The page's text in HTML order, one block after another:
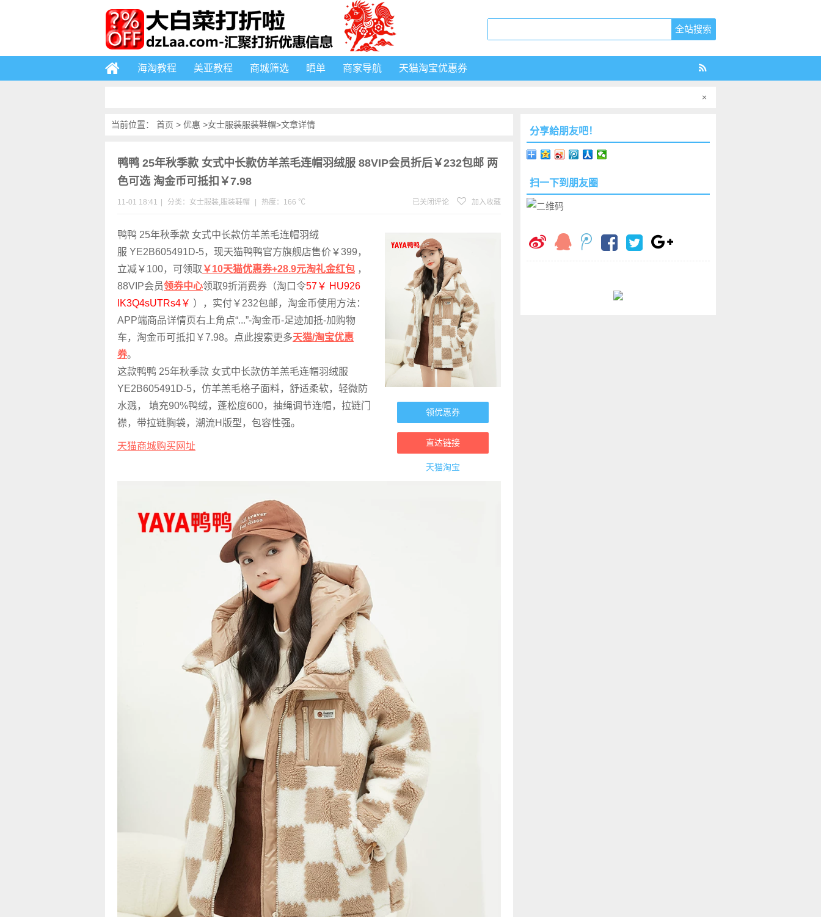
海淘教程 美亚教程 商城筛选 晒单 商家导航 天猫淘宝优惠券
×
当前位置： 首页 > 优惠 >女士服装服装鞋帽>文章详情
鸭鸭 25年秋季款 女式中长款仿羊羔毛连帽羽绒服 88VIP会员折后￥232包邮 两
色可选 淘金币可抵扣￥7.98
11-01 18:41 分类： 女士服装, 服装鞋帽 热度：166 ℃ 已关闭评论 加入收藏
领优惠券
直达链接
天猫淘宝
鸭鸭 25年秋季款 女式中长款仿羊羔毛连帽羽绒
服 YE2B605491D-5，现天猫鸭鸭官方旗舰店售价￥399，
立减￥100，可领取 ￥10天猫优惠券+28.9元淘礼金红包 ，
88VIP会员领券中心领取9折消费券（淘口令57￥ HU926
lK3Q4sUTRs4￥ ），实付￥232包邮，淘金币使用方法：
APP端商品详情页右上角点“...”-淘金币-足迹加抵-加购物
车，淘金币可抵扣￥7.98。点此搜索更多天猫/淘宝优惠
券。
这款鸭鸭 25年秋季款 女式中长款仿羊羔毛连帽羽绒服
YE2B605491D-5，仿羊羔毛格子面料，舒适柔软，轻微防
水溅， 填充90%鸭绒，蓬松度600，抽绳调节连帽，拉链门
襟，带拉链胸袋，潮流H版型，包容性强。
天猫商城购买网址
分享給朋友吧！
扫一下到朋友圈